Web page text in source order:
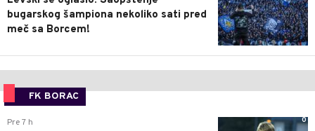
bugarskog šampiona nekoliko sati pred
meč sa Borcem!
FK BORAC
0
Pre 7 h